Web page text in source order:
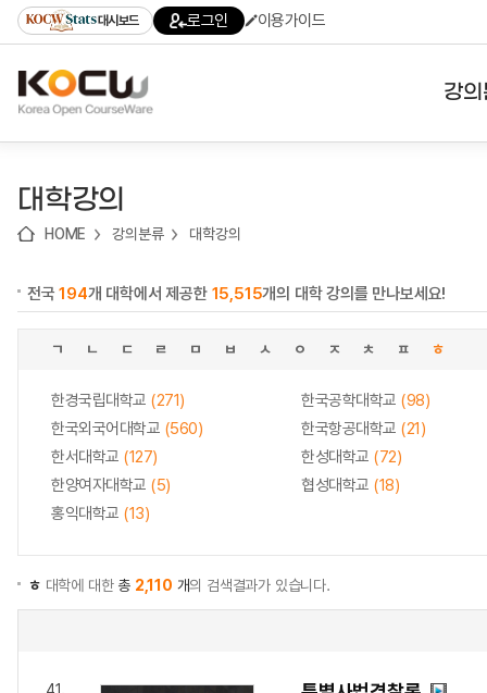
기
기
기
content)
가
대시보드 로그인 이용가이드
강
대학강의
HOME 강의분류 대학강의
전국194개 대학에서 제공한 15,515개의 대학 강의를 만나보세요!
ㄱ ㄴ ㄷ ㄹ ㅁ ㅂ ㅅ ㅇ ㅈ ㅊ ㅍ ㅎ
한경국립대학교 (271) 한국공학대학교 (98)
한국외국어대학교 (560) 한국항공대학교 (21)
한서대학교 (127) 한성대학교 (72)
한양여자대학교 (5) 협성대학교 (18)
홍익대학교 (13)
ㅎ 대학에 대한총 2,110 개의 검색결과가 있습니다.